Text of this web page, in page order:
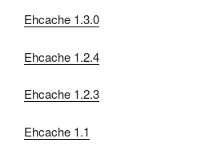
Ehcache 1.3.0
Ehcache 1.2.4
Ehcache 1.2.3
Ehcache 1.1